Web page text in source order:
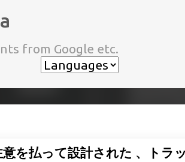
from Google etc.
を払って設計された 、トラ